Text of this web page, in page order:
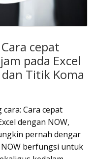
cepat
pada Excel
Titik Koma
Cara cepat
dengan NOW,
pernah dengar
NOW berfungsi untuk